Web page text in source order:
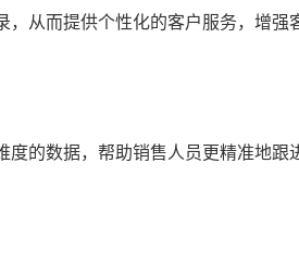
从而提供个性化的客户服务，增强
的数据，帮助销售人员更精准地跟